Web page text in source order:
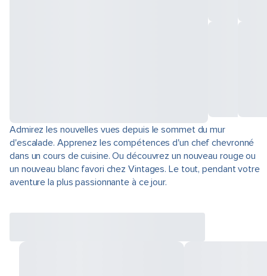
Admirez les nouvelles vues depuis le sommet du mur
d'escalade. Apprenez les compétences d'un chef chevronné
dans un cours de cuisine. Ou découvrez un nouveau rouge ou
un nouveau blanc favori chez Vintages. Le tout, pendant votre
aventure la plus passionnante à ce jour.